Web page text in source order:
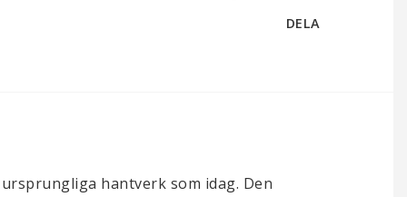
DELA
hantverk som idag. Den